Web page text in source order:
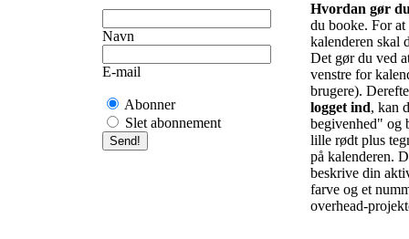
Navn
E-mail
Abonner
Slet abonnement
Hvordan gør
du booke. For
kalenderen skal
Det gør du ved
venstre for
brugere).
logget ind, kan
begivenhed" og
lille rødt plus
på kalenderen.
beskrive din
farve og et
overhead-